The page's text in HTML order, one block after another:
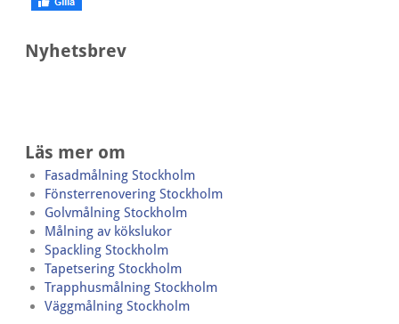
Nyhetsbrev
Läs mer om
Fasadmålning Stockholm
Fönsterrenovering Stockholm
Golvmålning Stockholm
Målning av kökslukor
Spackling Stockholm
Tapetsering Stockholm
Trapphusmålning Stockholm
Väggmålning Stockholm